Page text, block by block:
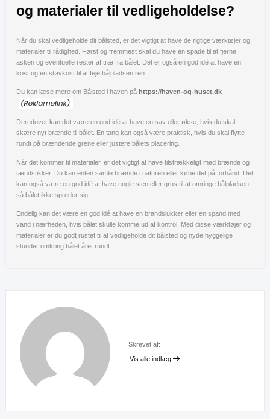
og materialer til vedligeholdelse?
Når du skal vedligeholde dit bålsted, er det vigtigt at have de rigtige værktøjer og
materialer til rådighed. Først og fremmest skal du have en spade til at fjerne
asken og eventuelle rester af træ fra bålet. Det er også en god idé at have en
kost og en støvkost til at feje bålpladsen ren.
Du kan læse mere om Bålsted i haven på https://haven-og-huset.dk
Derudover kan det være en god idé at have en sav eller økse, hvis du skal
skære nyt brænde til bålet. En tang kan også være praktisk, hvis du skal flytte
rundt på brændende grene eller justere bålets placering.
Når det kommer til materialer, er det vigtigt at have tilstrækkeligt med brænde og
tændstikker. Du kan enten samle brænde i naturen eller købe det på forhånd. Det
kan også være en god idé at have nogle sten eller grus til at omringe bålpladsen,
så bålet ikke spreder sig.
Endelig kan det være en god idé at have en brandslukker eller en spand med
vand i nærheden, hvis bålet skulle komme ud af kontrol. Med disse værktøjer og
materialer er du godt rustet til at vedligeholde dit bålsted og nyde hyggelige
stunder omkring bålet året rundt.
Skrevet af:
Vis alle indlæg